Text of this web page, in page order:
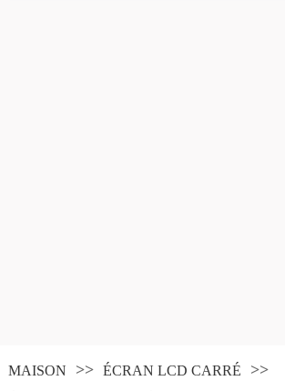
MAISON
ÉCRAN LCD CARRÉ